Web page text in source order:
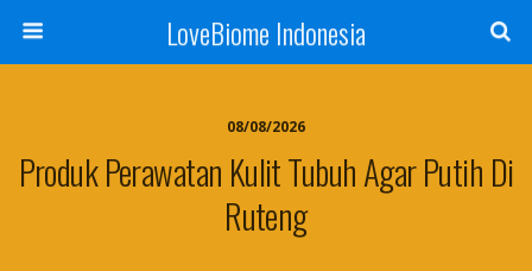
LoveBiome Indonesia
08/08/2026
Produk Perawatan Kulit Tubuh Agar Putih Di
Ruteng